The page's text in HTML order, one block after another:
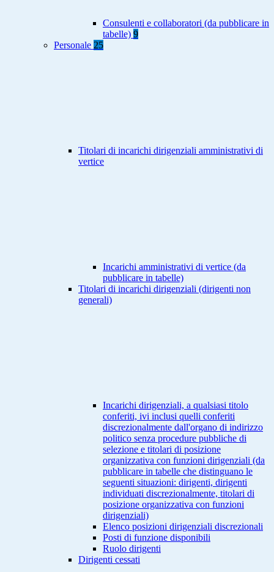
Consulenti e collaboratori (da pubblicare in
tabelle) 9
Personale 25
Titolari di incarichi dirigenziali amministrativi di
vertice
Incarichi amministrativi di vertice (da
pubblicare in tabelle)
Titolari di incarichi dirigenziali (dirigenti non
generali)
Incarichi dirigenziali, a qualsiasi titolo
conferiti, ivi inclusi quelli conferiti
discrezionalmente dall'organo di indirizzo
politico senza procedure pubbliche di
selezione e titolari di posizione
organizzativa con funzioni dirigenziali (da
pubblicare in tabelle che distinguano le
seguenti situazioni: dirigenti, dirigenti
individuati discrezionalmente, titolari di
posizione organizzativa con funzioni
dirigenziali)
Elenco posizioni dirigenziali discrezionali
Posti di funzione disponibili
Ruolo dirigenti
Dirigenti cessati